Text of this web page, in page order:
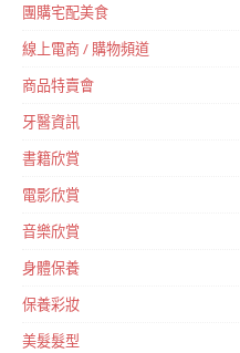
團購宅配美食
線上電商 / 購物頻道
商品特賣會
牙醫資訊
書籍欣賞
電影欣賞
音樂欣賞
身體保養
保養彩妝
美髮髮型